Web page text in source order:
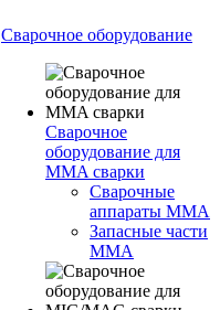
Сварочное оборудование
Сварочное
оборудование для
MMA сварки
Сварочные
аппараты MMA
Запасные части
MMA